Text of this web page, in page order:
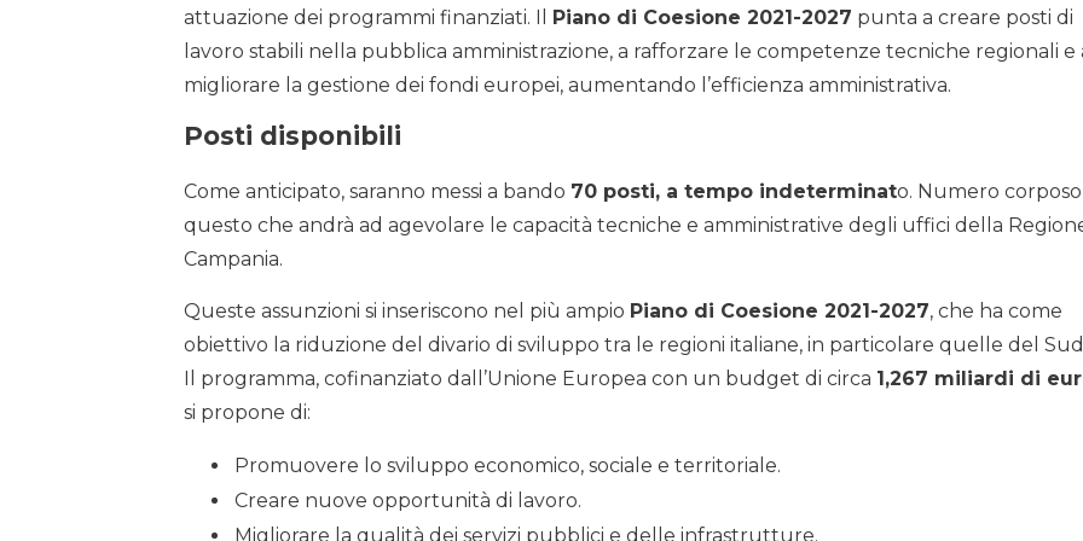
attuazione dei programmi finanziati. Il Piano di Coesione 2021-2027 punta a creare posti di
lavoro stabili nella pubblica amministrazione, a rafforzare le competenze tecniche regionali e
migliorare la gestione dei fondi europei, aumentando l’efficienza amministrativa.
Posti disponibili
Come anticipato, saranno messi a bando 70 posti, a tempo indeterminato. Numero corposo
questo che andrà ad agevolare le capacità tecniche e amministrative degli uffici della
Campania.
Queste assunzioni si inseriscono nel più ampio Piano di Coesione 2021-2027, che ha come
obiettivo la riduzione del divario di sviluppo tra le regioni italiane, in particolare quelle del
Il programma, cofinanziato dall’Unione Europea con un budget di circa 1,267 miliardi di
si propone di:
Promuovere lo sviluppo economico, sociale e territoriale.
Creare nuove opportunità di lavoro.
Migliorare la qualità dei servizi pubblici e delle infrastrutture.